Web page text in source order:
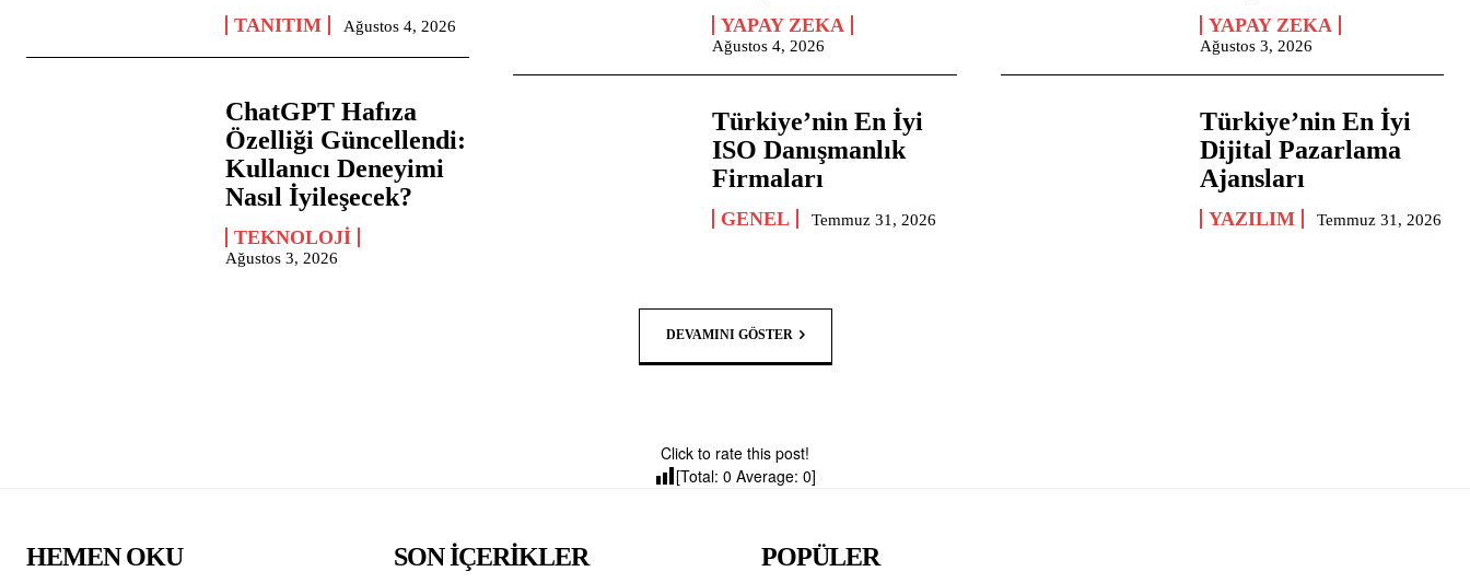
TANITIM Ağustos 4, 2026 YAPAY ZEKA
Ağustos 4, 2026
YAPAY ZEKA
Ağustos 3, 2026
ChatGPT Hafıza
Özelliği Güncellendi:
Kullanıcı Deneyimi
Nasıl İyileşecek?
TEKNOLOJI
Ağustos 3, 2026
Türkiye’nin En İyi
ISO Danışmanlık
Firmaları
GENEL Temmuz 31, 2026
Türkiye’nin En İyi
Dijital Pazarlama
Ajansları
YAZILIM Temmuz 31, 2026
DEVAMINI GÖSTER
Click to rate this post!
[Total: 0 Average: 0]
HEMEN OKU SON İÇERİKLER POPÜLER